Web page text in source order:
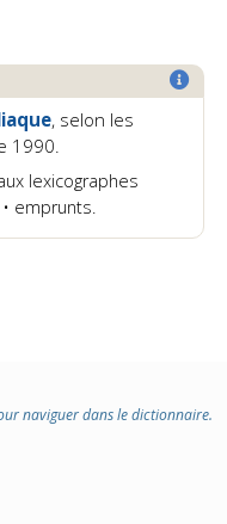
, selon les
1990.
lexicographes
emprunts.
naviguer dans le dictionnaire.